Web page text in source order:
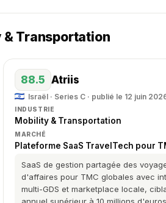
Transportation
88.5 Atriis
Israël · Series C · publié le 12 juin
INDUSTRIE
Mobility & Transportation
MARCHÉ
Plateforme SaaS TravelTech pour
SaaS de gestion partagée des
d'affaires pour TMC globales avec
multi-GDS et marketplace locale,